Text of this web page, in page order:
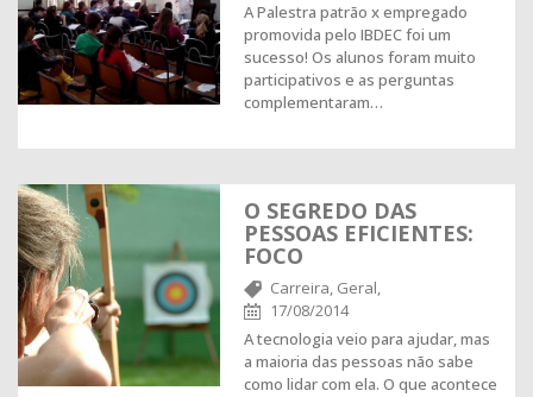
A Palestra patrão x empregado
promovida pelo IBDEC foi um
sucesso! Os alunos foram muito
participativos e as perguntas
complementaram…
O SEGREDO DAS
PESSOAS EFICIENTES:
FOCO
Carreira, Geral,
17/08/2014
A tecnologia veio para ajudar, mas
a maioria das pessoas não sabe
como lidar com ela. O que acontece